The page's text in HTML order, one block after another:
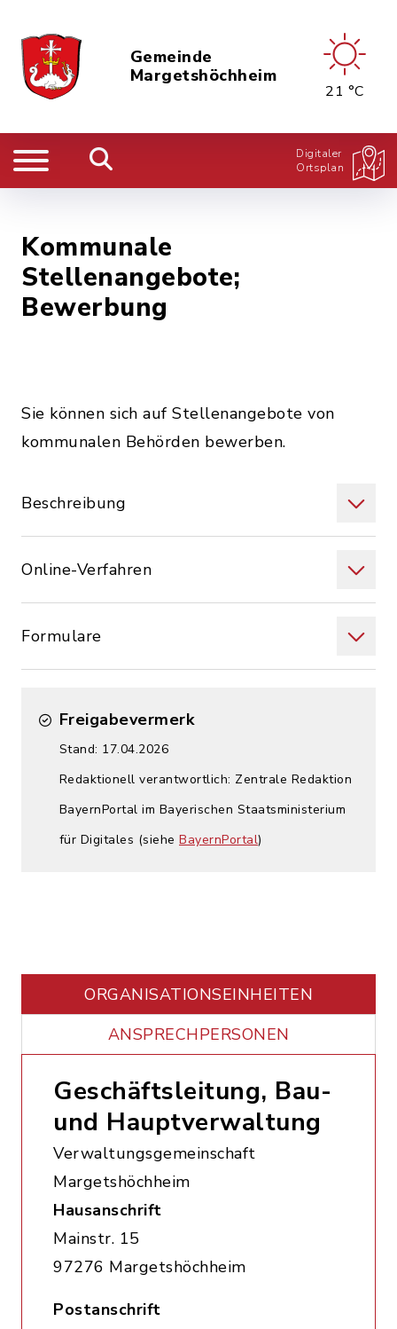
Gemeinde
Margetshöchheim
21 °C
Digitaler
Ortsplan
Kommunale
Stellenangebote;
Bewerbung
Sie können sich auf Stellenangebote von
kommunalen Behörden bewerben.
Beschreibung
Online-Verfahren
Formulare
Freigabevermerk
Stand: 17.04.2026
Redaktionell verantwortlich: Zentrale Redaktion
BayernPortal im Bayerischen Staatsministerium
für Digitales (siehe BayernPortal)
ORGANISATIONS­EINHEITEN
ANSPRECHPERSONEN
Geschäftsleitung, Bau-
und Hauptverwaltung
Verwaltungsgemeinschaft
Margetshöchheim
Hausanschrift
Mainstr. 15
97276 Margetshöchheim
Postanschrift